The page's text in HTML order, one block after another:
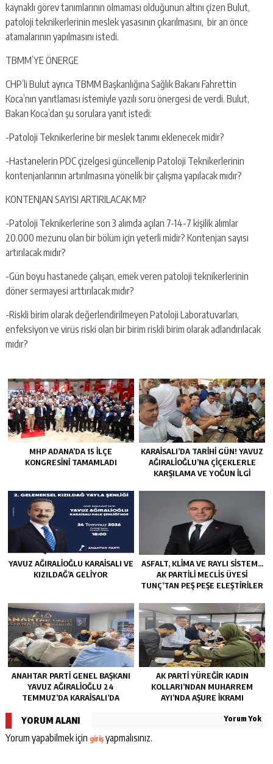
kaynaklı görev tanımlarının olmaması olduğunun altını çizen Bulut,
patoloji teknikerlerinin meslek yasasının çıkarılmasını, bir an önce
atamalarının yapılmasını istedi.
TBMM’YE ÖNERGE
CHP’li Bulut ayrıca TBMM Başkanlığına Sağlık Bakanı Fahrettin
Koca’nın yanıtlaması istemiyle yazılı soru önergesi de verdi. Bulut,
Bakan Koca’dan şu sorulara yanıt istedi:
-Patoloji Teknikerlerine bir meslek tanımı eklenecek midir?
-Hastanelerin PDC çizelgesi güncellenip Patoloji Teknikerlerinin
kontenjanlarının artırılmasına yönelik bir çalışma yapılacak mıdır?
KONTENJAN SAYISI ARTIRILACAK MI?
-Patoloji Teknikerlerine son 3 alımda açılan 7-14-7 kişilik alımlar
20.000 mezunu olan bir bölüm için yeterli midir? Kontenjan sayısı
artırılacak mıdır?
-Gün boyu hastanede çalışan, emek veren patoloji teknikerlerinin
döner sermayesi arttırılacak mıdır?
-Riskli birim olarak değerlendirilmeyen Patoloji Laboratuvarları,
enfeksiyon ve virüs riski olan bir birim riskli birim olarak adlandırılacak
mıdır?
MHP ADANA’DA 15 İLÇE
KONGRESINI TAMAMLADI
KARAISALI’DA TARIHI GÜN! YAVUZ
AĞIRALIOĞLU’NA ÇIÇEKLERLE
KARŞILAMA VE YOĞUN İLGI
YAVUZ AĞIRALIOĞLU KARAISALI VE
KIZILDAĞ’A GELIYOR
ASFALT, KLIMA VE RAYLI SISTEM…
AK PARTILI MECLIS ÜYESI
TUNÇ’TAN PEŞ PEŞE ELEŞTIRILER
ANAHTAR PARTI GENEL BAŞKANI
YAVUZ AĞIRALIOĞLU 24
TEMMUZ’DA KARAISALI’DA
AK PARTI YÜREĞIR KADIN
KOLLARI’NDAN MUHARREM
AYI’NDA AŞURE İKRAMI
YORUM ALANI Yorum Yok
Yorum yapabilmek için girişyapmalısınız.